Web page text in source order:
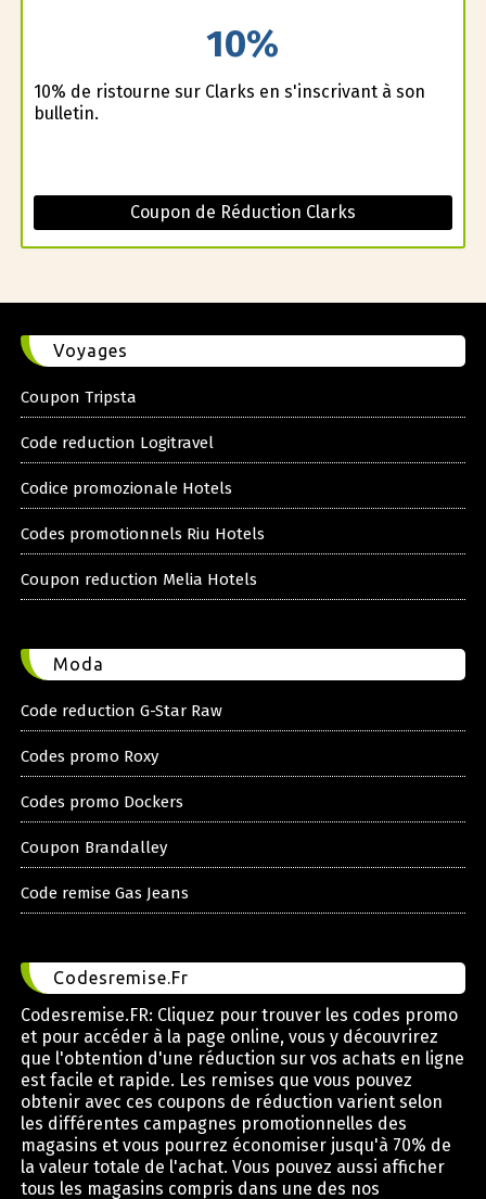
10%
10% de ristourne sur Clarks en s'inscrivant à son
bulletin.
Coupon de Réduction Clarks
Voyages
Coupon Tripsta
Code reduction Logitravel
Codice promozionale Hotels
Codes promotionnels Riu Hotels
Coupon reduction Melia Hotels
Moda
Code reduction G-Star Raw
Codes promo Roxy
Codes promo Dockers
Coupon Brandalley
Code remise Gas Jeans
Codesremise.Fr
Codesremise.FR: Cliquez pour trouver les codes promo
et pour accéder à la page online, vous y découvrirez
que l'obtention d'une réduction sur vos achats en ligne
est facile et rapide. Les remises que vous pouvez
obtenir avec ces coupons de réduction varient selon
les différentes campagnes promotionnelles des
magasins et vous pourrez économiser jusqu'à 70% de
la valeur totale de l'achat. Vous pouvez aussi afficher
tous les magasins compris dans une des nos